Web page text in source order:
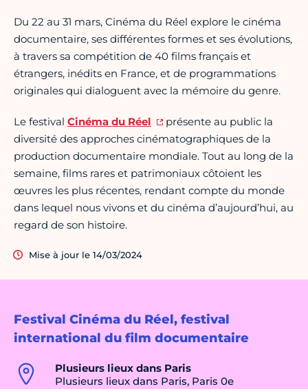
Festival Cinéma du Réel, festival
international du film documentaire
Plusieurs lieux dans Paris
Plusieurs lieux dans Paris, Paris 0e
Du 22 au 31 mars, Cinéma du Réel explore le cinéma
documentaire, ses différentes formes et ses évolutions,
à travers sa compétition de 40 films français et
étrangers, inédits en France, et de programmations
originales qui dialoguent avec la mémoire du genre.
Le festival Cinéma du Réel
présente au public la
diversité des approches cinématographiques de la
production documentaire mondiale. Tout au long de la
semaine, films rares et patrimoniaux côtoient les
œuvres les plus récentes, rendant compte du monde
dans lequel nous vivons et du cinéma d’aujourd’hui, au
regard de son histoire.
Mise à jour le 14/03/2024